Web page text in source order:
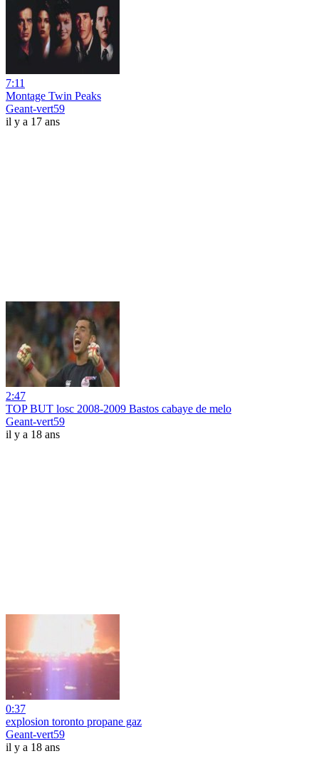
7:11
Montage Twin Peaks
Geant-vert59
il y a 17 ans
2:47
TOP BUT losc 2008-2009 Bastos cabaye de melo
Geant-vert59
il y a 18 ans
0:37
explosion toronto propane gaz
Geant-vert59
il y a 18 ans